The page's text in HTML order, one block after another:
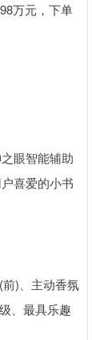
万元，下单
眼智能辅助
喜爱的小书
)、主动香氛
、最具乐趣
0.93%